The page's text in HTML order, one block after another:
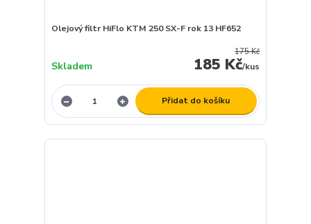
Olejový filtr HiFlo KTM 250 SX-F rok 13 HF652
175 Kč
185 Kč/kus
Skladem
Přidat do košíku